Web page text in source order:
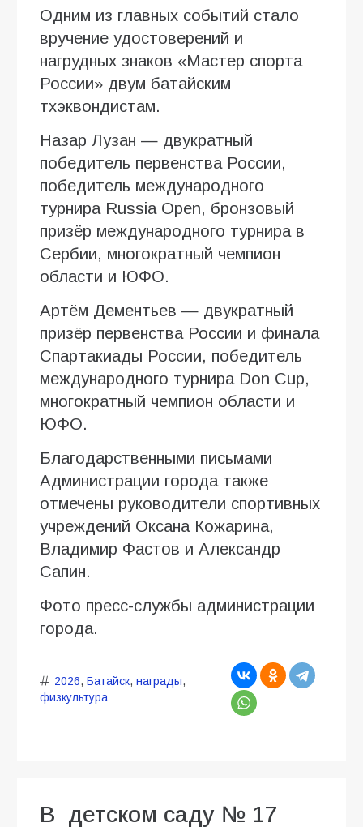
Одним из главных событий стало
вручение удостоверений и
нагрудных знаков «Мастер спорта
России» двум батайским
тхэквондистам.
Назар Лузан — двукратный
победитель первенства России,
победитель международного
турнира Russia Open, бронзовый
призёр международного турнира в
Сербии, многократный чемпион
области и ЮФО.
Артём Дементьев — двукратный
призёр первенства России и финала
Спартакиады России, победитель
международного турнира Don Cup,
многократный чемпион области и
ЮФО.
Благодарственными письмами
Администрации города также
отмечены руководители спортивных
учреждений Оксана Кожарина,
Владимир Фастов и Александр
Сапин.
Фото пресс-службы администрации
города.
2026, Батайск, награды,
физкультура
В детском саду № 17